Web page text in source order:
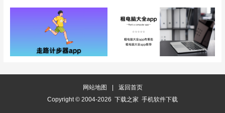
网站地图
返回首页
Copyright © 2004-2026 下载之家 手机软件下载